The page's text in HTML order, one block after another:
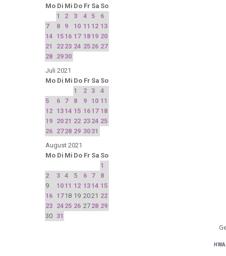
Mo Di Mi Do Fr Sa So
1
2 3 4 5
6
7
8 9 10 11 12 13
14 15 16 17 18 19 20
21
22 23 24 25 26 27
28 2930
Juli 2021
Mo Di Mi Do Fr Sa So
1
2 3
4
5
6 7 8 9 10 11
12 13 14 15 16 17 18
19 20 21 22 23 24 25
26 27 28 29 3031
August 2021
Mo Di Mi Do Fr Sa So
1
2
3 4 5 6 7
8
9
10 11 12 13 14 15
16 17 18 19 2021 22
23 24 25 26 27 28 29
30 31